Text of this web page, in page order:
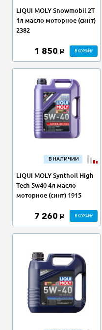
LIQUI MOLY Snowmobil 2T
1л масло моторное (синт)
2382
1 850 a В КОРЗИНУ
В НАЛИЧИИ
LIQUI MOLY Synthoil High
Tech 5w40 4л масло
моторное (синт) 1915
7 260 a В КОРЗИНУ